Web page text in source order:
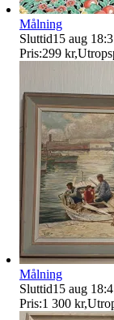
Målning
Sluttid15 aug
Pris:299 kr,
Målning
Sluttid15 aug
Pris:1 300 kr,